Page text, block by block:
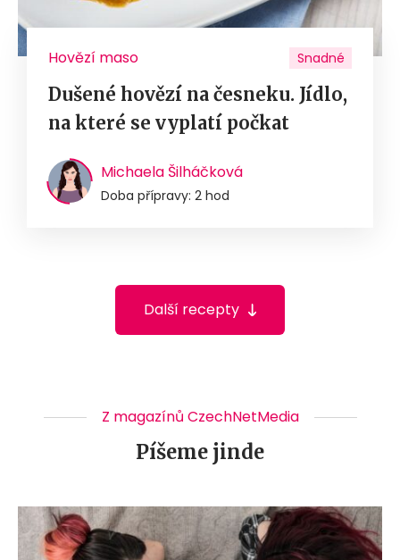
Hovězí maso Snadné
Dušené hovězí na česneku. Jídlo,
na které se vyplatí počkat
Michaela Šilháčková
Doba přípravy: 2 hod
Další recepty
Z magazínů CzechNetMedia
Píšeme jinde